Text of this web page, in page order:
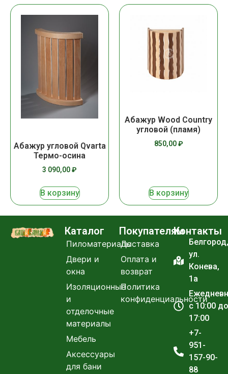
Абажур угловой Qvarta
Термо-осина
3 090,00₽
В корзину
Абажур Wood Country
угловой (пламя)
850,00₽
В корзину
Каталог
Пиломатериалы
Двери и
окна
Изоляционные
и
отделочные
материалы
Мебель
Аксессуары
для бани
Покупателям
Доставка
Оплата и
возврат
Политика
конфиденциальности
Контакты
Белгород,
ул.
Конева,
1а
с 10:00 до
17:00
+7-
951-
157-90-
88